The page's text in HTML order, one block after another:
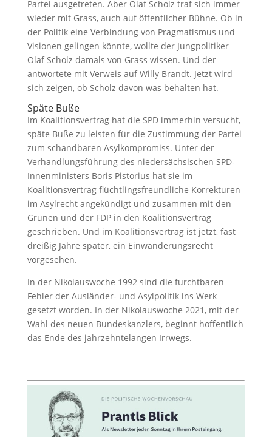
Partei ausgetreten. Aber Olaf Scholz traf sich immer
wieder mit Grass, auch auf öffentlicher Bühne. Ob in
der Politik eine Verbindung von Pragmatismus und
Visionen gelingen könnte, wollte der Jungpolitiker
Olaf Scholz damals von Grass wissen. Und der
antwortete mit Verweis auf Willy Brandt. Jetzt wird
sich zeigen, ob Scholz davon was behalten hat.
Späte Buße
Im Koalitionsvertrag hat die SPD immerhin versucht,
späte Buße zu leisten für die Zustimmung der Partei
zum schandbaren Asylkompromiss. Unter der
Verhandlungsführung des niedersächsischen SPD-
Innenministers Boris Pistorius hat sie im
Koalitionsvertrag flüchtlingsfreundliche Korrekturen
im Asylrecht angekündigt und zusammen mit den
Grünen und der FDP in den Koalitionsvertrag
geschrieben. Und im Koalitionsvertrag ist jetzt, fast
dreißig Jahre später, ein Einwanderungsrecht
vorgesehen.
In der Nikolauswoche 1992 sind die furchtbaren
Fehler der Ausländer- und Asylpolitik ins Werk
gesetzt worden. In der Nikolauswoche 2021, mit der
Wahl des neuen Bundeskanzlers, beginnt hoffentlich
das Ende des jahrzehntelangen Irrwegs.